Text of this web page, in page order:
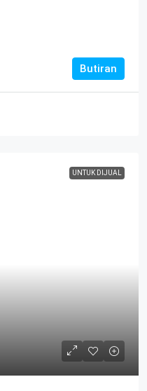
Butiran
UNTUK DIJUAL